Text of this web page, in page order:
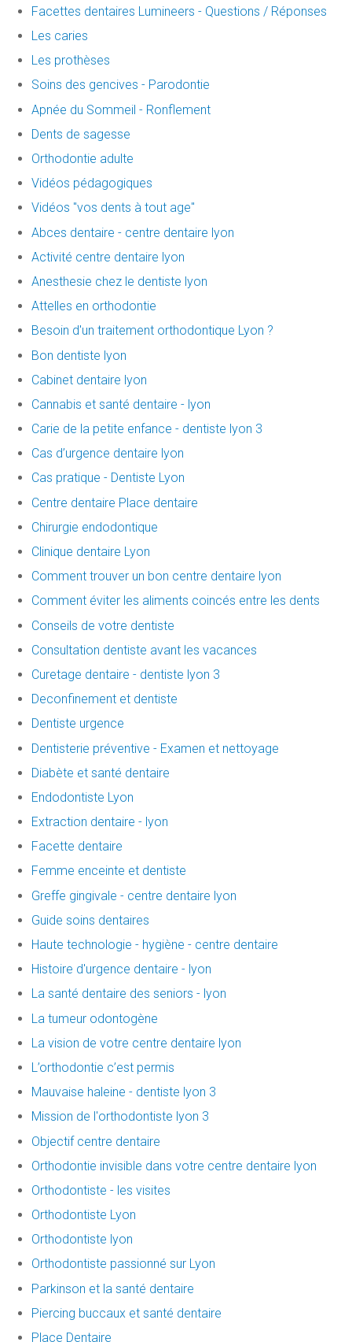
Facettes dentaires Lumineers - Questions / Réponses
Les caries
Les prothèses
Soins des gencives - Parodontie
Apnée du Sommeil - Ronflement
Dents de sagesse
Orthodontie adulte
Vidéos pédagogiques
Vidéos "vos dents à tout age"
Abces dentaire - centre dentaire lyon
Activité centre dentaire lyon
Anesthesie chez le dentiste lyon
Attelles en orthodontie
Besoin d'un traitement orthodontique Lyon ?
Bon dentiste lyon
Cabinet dentaire lyon
Cannabis et santé dentaire - lyon
Carie de la petite enfance - dentiste lyon 3
Cas d’urgence dentaire lyon
Cas pratique - Dentiste Lyon
Centre dentaire Place dentaire
Chirurgie endodontique
Clinique dentaire Lyon
Comment trouver un bon centre dentaire lyon
Comment éviter les aliments coincés entre les dents
Conseils de votre dentiste
Consultation dentiste avant les vacances
Curetage dentaire - dentiste lyon 3
Deconfinement et dentiste
Dentiste urgence
Dentisterie préventive - Examen et nettoyage
Diabète et santé dentaire
Endodontiste Lyon
Extraction dentaire - lyon
Facette dentaire
Femme enceinte et dentiste
Greffe gingivale - centre dentaire lyon
Guide soins dentaires
Haute technologie - hygiène - centre dentaire
Histoire d'urgence dentaire - lyon
La santé dentaire des seniors - lyon
La tumeur odontogène
La vision de votre centre dentaire lyon
L’orthodontie c’est permis
Mauvaise haleine - dentiste lyon 3
Mission de l'orthodontiste lyon 3
Objectif centre dentaire
Orthodontie invisible dans votre centre dentaire lyon
Orthodontiste - les visites
Orthodontiste Lyon
Orthodontiste lyon
Orthodontiste passionné sur Lyon
Parkinson et la santé dentaire
Piercing buccaux et santé dentaire
Place Dentaire